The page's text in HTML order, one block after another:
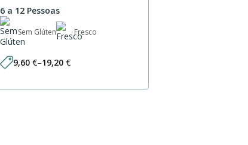
6 a 12 Pessoas
Sem Glúten Fresco
9,60 €–19,20 €
Price
9,60 €